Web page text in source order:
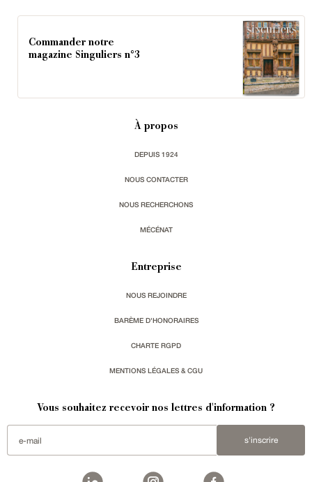
Commander notre
magazine Singuliers n°3
À propos
DEPUIS 1924
NOUS CONTACTER
NOUS RECHERCHONS
MÉCÉNAT
Entreprise
NOUS REJOINDRE
BARÈME D'HONORAIRES
CHARTE RGPD
MENTIONS LÉGALES & CGU
Vous souhaitez recevoir nos lettres d'information ?
s'inscrire